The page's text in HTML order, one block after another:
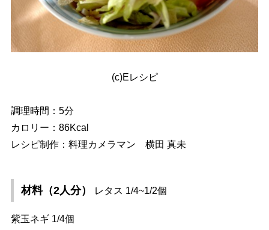
(c)Eレシピ
調理時間：5分
カロリー：86Kcal
レシピ制作：料理カメラマン 横田 真未
材料（2人分） レタス 1/4~1/2個
紫玉ネギ 1/4個